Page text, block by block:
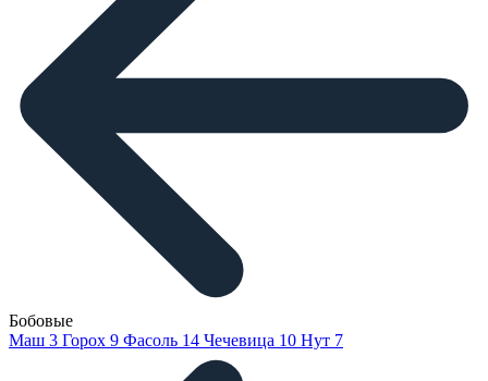
Бобовые
Маш 3 Горох 9 Фасоль 14 Чечевица 10 Нут 7